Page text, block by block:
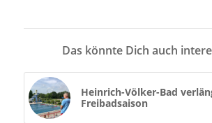
Das könnte Dich auch
Heinrich-Völker-Bad
Freibadsaison